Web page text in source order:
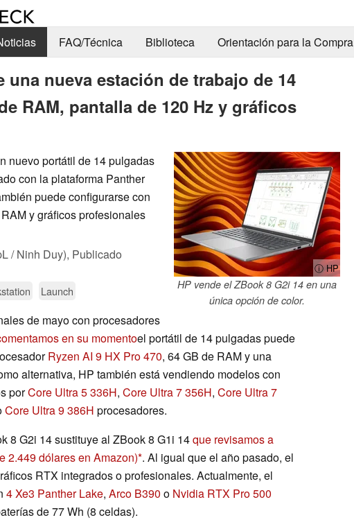
FAQ/Técnica Biblioteca Orientación para la Compra
una nueva estación de trabajo de 14
RAM, pantalla de 120 Hz y gráficos
ⓘ HP
HP vende el ZBook 8 G2i 14 en una
única opción de color.
nuevo portátil de 14 pulgadas
con la plataforma Panther
puede configurarse con
y gráficos profesionales
/ Ninh Duy), Publicado
Launch
de mayo con procesadores
en su momentoel portátil de 14 pulgadas puede
Ryzen AI 9 HX Pro 470, 64 GB de RAM y una
alternativa, HP también está vendiendo modelos con
porCore Ultra 5 336H, Core Ultra 7 356H, Core Ultra 7
Core Ultra 9 386H procesadores.
8 G2i 14 sustituye al ZBook 8 G1i 14que revisamos a
2.449 dólares en Amazon) . Al igual que el año pasado, el
RTX integrados o profesionales. Actualmente, el
4 Xe3 Panther Lake, Arco B390 o Nvidia RTX Pro 500
de 77 Wh (8 celdas).